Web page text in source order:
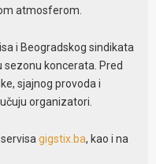
atmosferom.
i Beogradskog sindikata
koncerata. Pred
sjajnog provoda i
organizatori.
servisagigstix.ba, kao i na